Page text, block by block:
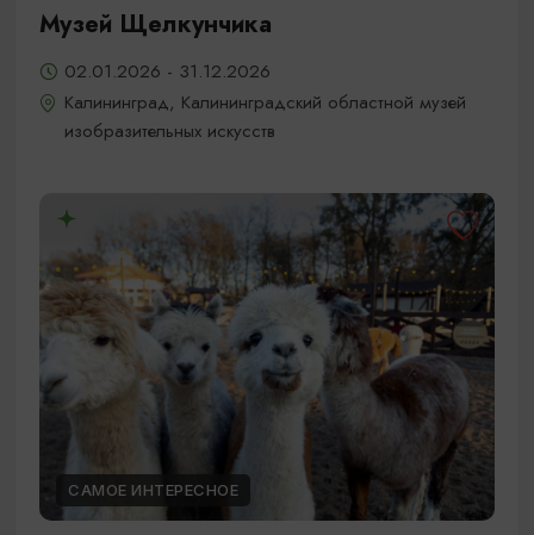
Музей Щелкунчика
02.01.2026 - 31.12.2026
Калининград, Калининградский областной музей
изобразительных искусств
САМОЕ ИНТЕРЕСНОЕ